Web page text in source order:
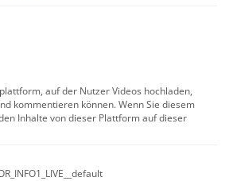
auf der Nutzer Videos hochladen,
kommentieren können. Wenn Sie diesem
Inhalte von dieser Plattform auf dieser